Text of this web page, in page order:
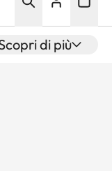
di più